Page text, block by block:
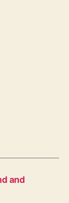
and